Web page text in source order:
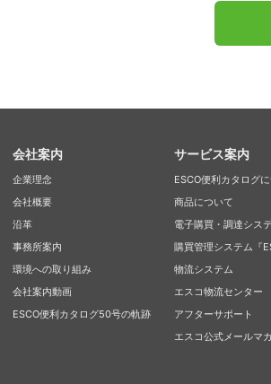
会社案内
企業理念
会社概要
沿革
事務所案内
環境への取り組み
会社案内動画
ESCO便利カタログ50号の軌跡
サービス案内
ESCO便利カタログ
商品について
電子購買・調達シス
購買管理システム『
物流システム
エスコ物流センター
アフターサポート
エスコ公式メールマ